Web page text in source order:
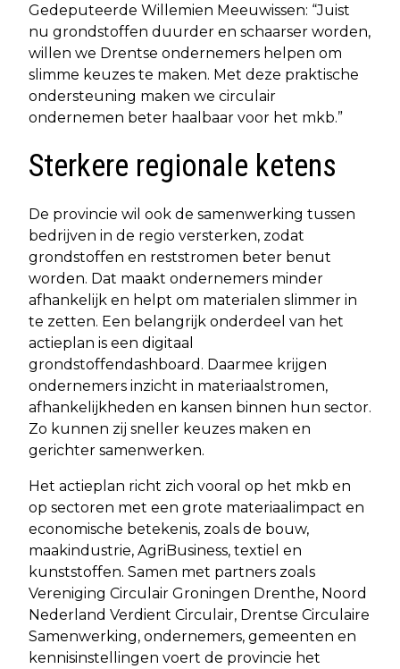
Gedeputeerde Willemien Meeuwissen: “Juist
nu grondstoffen duurder en schaarser worden,
willen we Drentse ondernemers helpen om
slimme keuzes te maken. Met deze praktische
ondersteuning maken we circulair
ondernemen beter haalbaar voor het mkb.”
Sterkere regionale ketens
De provincie wil ook de samenwerking tussen
bedrijven in de regio versterken, zodat
grondstoffen en reststromen beter benut
worden. Dat maakt ondernemers minder
afhankelijk en helpt om materialen slimmer in
te zetten. Een belangrijk onderdeel van het
actieplan is een digitaal
grondstoffendashboard. Daarmee krijgen
ondernemers inzicht in materiaalstromen,
afhankelijkheden en kansen binnen hun sector.
Zo kunnen zij sneller keuzes maken en
gerichter samenwerken.
Het actieplan richt zich vooral op het mkb en
op sectoren met een grote materiaalimpact en
economische betekenis, zoals de bouw,
maakindustrie, AgriBusiness, textiel en
kunststoffen. Samen met partners zoals
Vereniging Circulair Groningen Drenthe, Noord
Nederland Verdient Circulair, Drentse Circulaire
Samenwerking, ondernemers, gemeenten en
kennisinstellingen voert de provincie het